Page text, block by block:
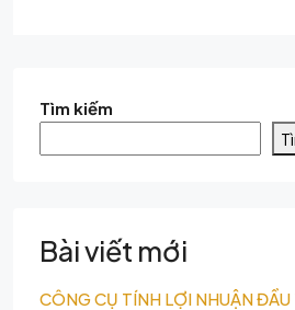
Tìm kiếm
Bài viết mới
CÔNG CỤ TÍNH LỢI NHUẬN